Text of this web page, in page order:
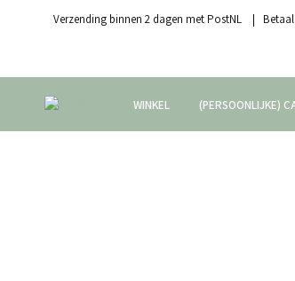
Verzending binnen 2 dagen met PostNL |
WINKEL (PERSOONLIJKE)